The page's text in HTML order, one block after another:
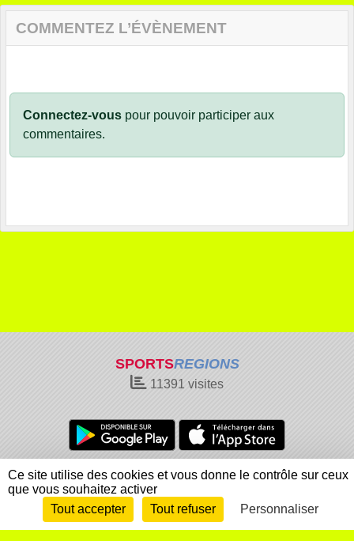
COMMENTEZ L’ÉVÈNEMENT
Connectez-vous pour pouvoir participer aux
commentaires.
SPORTSREGIONS
11391 visites
Charte cookies
Gestion des cookies
Informations légales
Signaler un contenu inapproprié
Envie de participer ?
Connexion
Ce site utilise des cookies et vous donne le contrôle sur ceux
que vous souhaitez activer
Tout accepter
Tout refuser Personnaliser